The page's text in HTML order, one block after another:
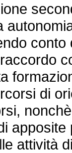
di
attività